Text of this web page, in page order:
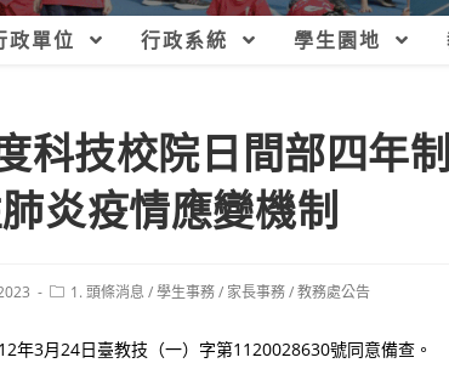
政單位 行政系統 學生園地
科技校院日間部四年
炎疫情應變機制
Post1. 頭條消息 /學生事務/ 家長事務/教務處公告
年3月24日臺教技（一）字第1120028630號同意備查。